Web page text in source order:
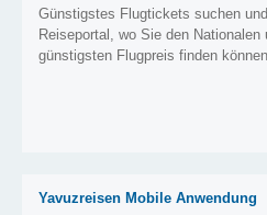
Günstigstes Flugtickets suchen
Reiseportal, wo Sie den Nationalen
günstigsten Flugpreis finden
Yavuzreisen Mobile Anwendung